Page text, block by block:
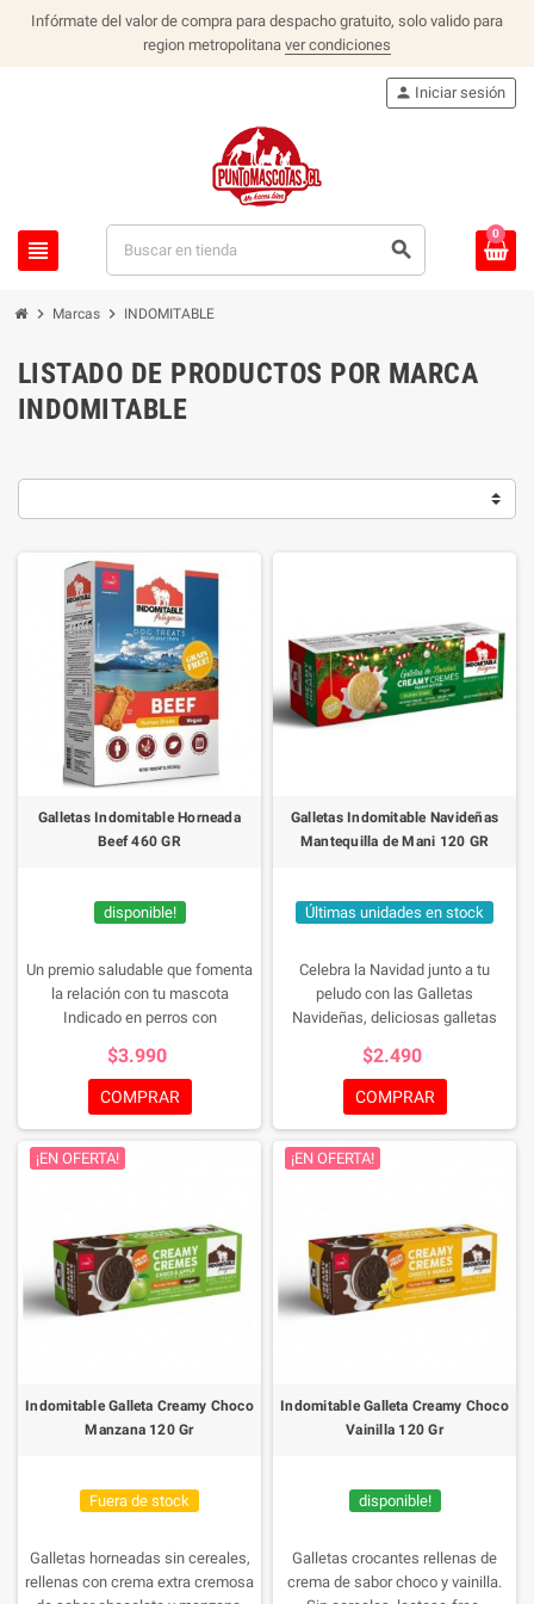
Infórmate del valor de compra para despacho gratuito, solo valido para
region metropolitana ver condiciones
view_headline search
person Iniciar sesión
0
chevron_right Marcas chevron_right INDOMITABLE
LISTADO DE PRODUCTOS POR MARCA
INDOMITABLE
Galletas Indomitable Horneada
Beef 460 GR
disponible!
Un premio saludable que fomenta
la relación con tu mascota
Indicado en perros con
Puede ser consumida por tutores
$3.990
COMPRAR
Galletas Indomitable Navideñas
Mantequilla de Mani 120 GR
Últimas unidades en stock
Celebra la Navidad junto a tu
peludo con las Galletas
Navideñas, deliciosas galletas
especialmente formuladas para
perros, pero totalmente aptas para
consumo humano.
$2.490
COMPRAR
¡EN OFERTA!
Indomitable Galleta Creamy Choco
Manzana 120 Gr
Fuera de stock
Galletas horneadas sin cereales,
rellenas con crema extra cremosa
¡EN OFERTA!
Indomitable Galleta Creamy Choco
Vainilla 120 Gr
disponible!
Galletas crocantes rellenas de
crema de sabor choco y vainilla.